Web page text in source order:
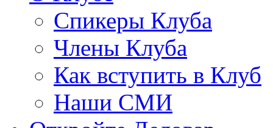
Спикеры Клуба
Члены Клуба
Как вступить в Клуб
Наши СМИ